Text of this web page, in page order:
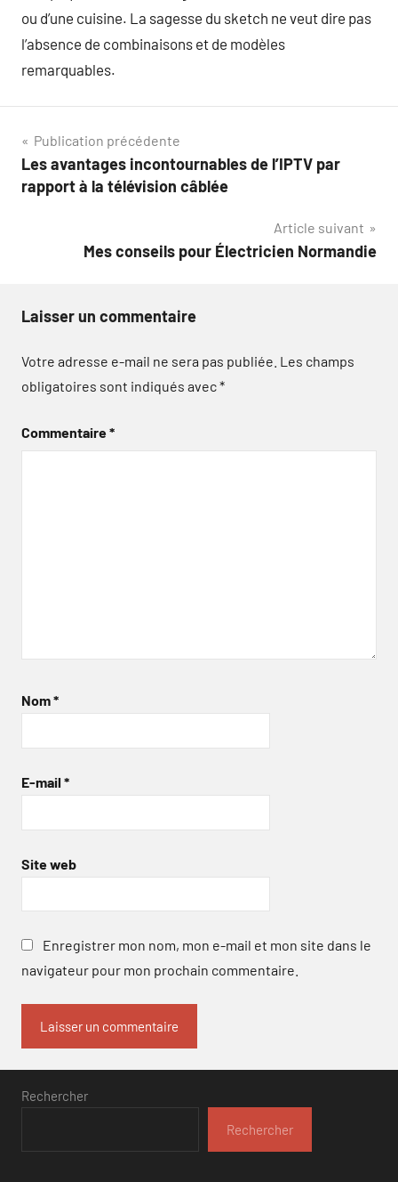
ou d’une cuisine. La sagesse du sketch ne veut dire pas
l’absence de combinaisons et de modèles
remarquables.
Navigation
de
Publication précédente
Les avantages incontournables de l’IPTV par
rapport à la télévision câblée
Article suivant
Mes conseils pour Électricien Normandie
Laisser un commentaire
Votre adresse e-mail ne sera pas publiée. Les champs
obligatoires sont indiqués avec*
Commentaire*
Nom*
E-mail *
Site web
Enregistrer mon nom, mon e-mail et mon site dans le
navigateur pour mon prochain commentaire.
Rechercher
Rechercher